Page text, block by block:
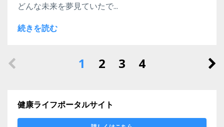
どんな未来を夢見ていたで...
続きを読む
1 2 3 4
健康ライフポータルサイト